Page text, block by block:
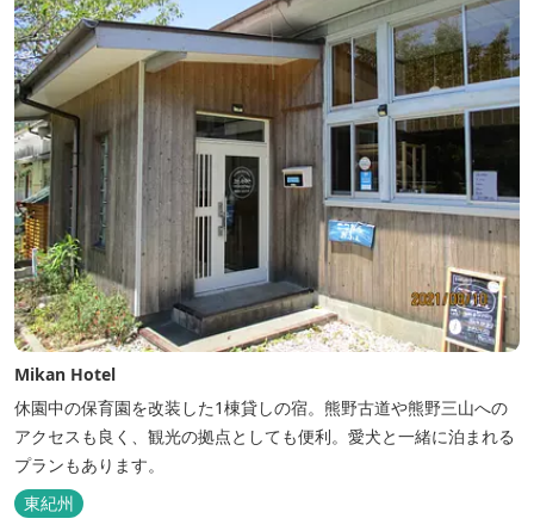
Mikan Hotel
休園中の保育園を改装した1棟貸しの宿。熊野古道や熊野三山への
アクセスも良く、観光の拠点としても便利。愛犬と一緒に泊まれる
プランもあります。
東紀州